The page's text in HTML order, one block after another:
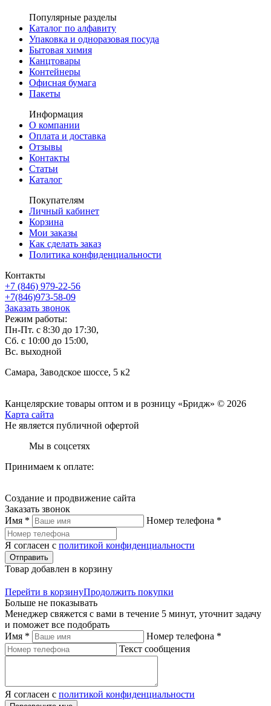
Популярные разделы
Каталог по алфавиту
Упаковка и одноразовая посуда
Бытовая химия
Канцтовары
Контейнеры
Офисная бумага
Пакеты
Информация
О компании
Оплата и доставка
Отзывы
Контакты
Статьи
Каталог
Покупателям
Личный кабинет
Корзина
Мои заказы
Как сделать заказ
Политика конфиденциальности
Контакты
+7 (846) 979-22-56
+7(846)973-58-09
Заказать звонок
Режим работы:
Пн-Пт. с 8:30 до 17:30,
Сб. с 10:00 до 15:00,
Вс. выходной
Самара, Заводское шоссе, 5 к2
Канцелярские товары оптом и в розницу «Бридж» © 2026
Карта сайта
Не является публичной офертой
Мы в соцсетях
Принимаем к оплате:
Создание и продвижение сайта
Заказать звонок
Имя *
Номер телефона *
Я согласен с политикой конфиденциальности
Отправить
Товар добавлен в корзину
Перейти в корзинуПродолжить покупки
Больше не показывать
Менеджер свяжется с вами в течение 5 минут, уточнит задачу
и поможет все подобрать
Имя *
Номер телефона *
Текст сообщения
Я согласен с политикой конфиденциальности